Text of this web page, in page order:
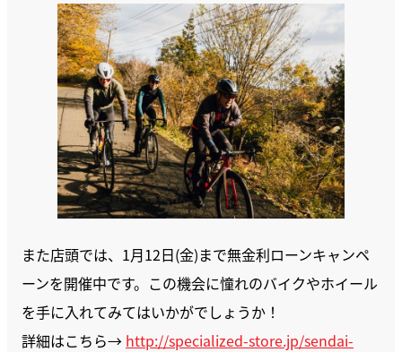
また店頭では、1月12日(金)まで無金利ローンキャンペ
ーンを開催中です。この機会に憧れのバイクやホイール
を手に入れてみてはいかがでしょうか！
詳細はこちら→ http://specialized-store.jp/sendai-